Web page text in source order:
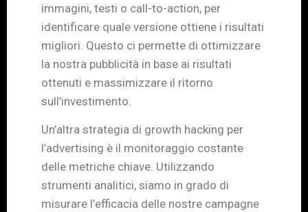
immagini, testi o call-to-action, per
identificare quale versione ottiene i risultati
migliori. Questo ci permette di ottimizzare
la nostra pubblicità in base ai risultati
ottenuti e massimizzare il ritorno
sull’investimento.
Un’altra strategia di growth hacking per
l’advertising è il monitoraggio costante
delle metriche chiave. Utilizzando
strumenti analitici, siamo in grado di
misurare l’efficacia delle nostre campagne